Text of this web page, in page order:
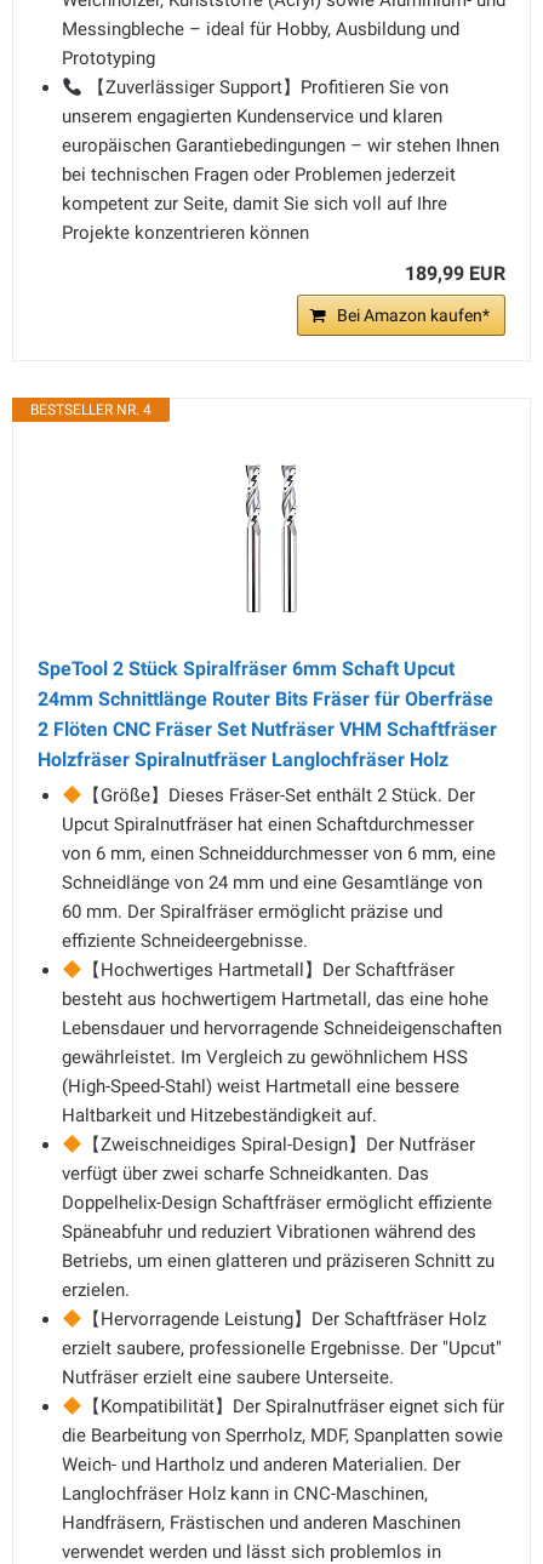
Messingbleche – ideal für Hobby, Ausbildung und
Prototyping
【Zuverlässiger Support】Profitieren Sie von
unserem engagierten Kundenservice und klaren
europäischen Garantiebedingungen – wir stehen Ihnen
bei technischen Fragen oder Problemen jederzeit
kompetent zur Seite, damit Sie sich voll auf Ihre
Projekte konzentrieren können
189,99 EUR
Bei Amazon kaufen*
BESTSELLER NR. 4
SpeTool 2 Stück Spiralfräser 6mm Schaft Upcut
24mm Schnittlänge Router Bits Fräser für Oberfräse
2 Flöten CNC Fräser Set Nutfräser VHM Schaftfräser
Holzfräser Spiralnutfräser Langlochfräser Holz
【Größe】Dieses Fräser-Set enthält 2 Stück. Der
Upcut Spiralnutfräser hat einen Schaftdurchmesser
von 6 mm, einen Schneiddurchmesser von 6 mm, eine
Schneidlänge von 24 mm und eine Gesamtlänge von
60 mm. Der Spiralfräser ermöglicht präzise und
effiziente Schneideergebnisse.
【Hochwertiges Hartmetall】Der Schaftfräser
besteht aus hochwertigem Hartmetall, das eine hohe
Lebensdauer und hervorragende Schneideigenschaften
gewährleistet. Im Vergleich zu gewöhnlichem HSS
(High-Speed-Stahl) weist Hartmetall eine bessere
Haltbarkeit und Hitzebeständigkeit auf.
【Zweischneidiges Spiral-Design】Der Nutfräser
verfügt über zwei scharfe Schneidkanten. Das
Doppelhelix-Design Schaftfräser ermöglicht effiziente
Späneabfuhr und reduziert Vibrationen während des
Betriebs, um einen glatteren und präziseren Schnitt zu
erzielen.
【Hervorragende Leistung】Der Schaftfräser Holz
erzielt saubere, professionelle Ergebnisse. Der "Upcut"
Nutfräser erzielt eine saubere Unterseite.
【Kompatibilität】Der Spiralnutfräser eignet sich für
die Bearbeitung von Sperrholz, MDF, Spanplatten sowie
Weich- und Hartholz und anderen Materialien. Der
Langlochfräser Holz kann in CNC-Maschinen,
Handfräsern, Frästischen und anderen Maschinen
verwendet werden und lässt sich problemlos in